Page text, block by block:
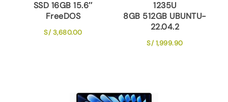
SSD 16GB 15.6″
FreeDOS
S/3,680.00
1235U
8GB 512GB UBUNTU-
22.04.2
S/1,999.90